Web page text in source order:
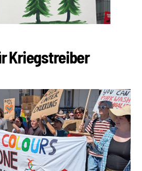
Kriegstreiber